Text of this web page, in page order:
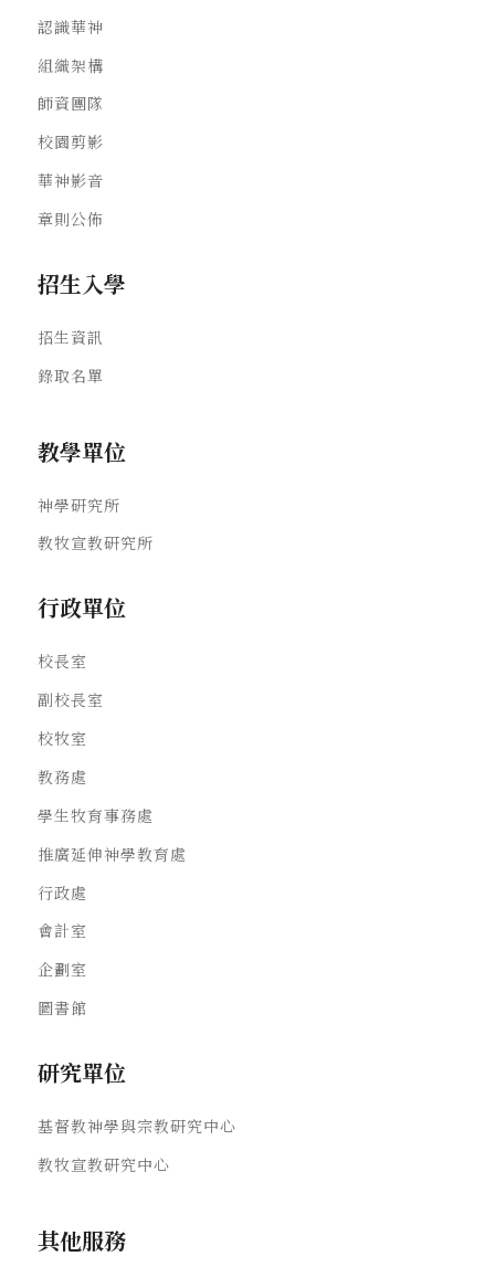
認識華神
組織架構
師資團隊
校園剪影
華神影音
章則公佈
招生入學
招生資訊
錄取名單
教學單位
神學研究所
教牧宣教研究所
行政單位
校長室
副校長室
校牧室
教務處
學生牧育事務處
推廣延伸神學教育處
行政處
會計室
企劃室
圖書館
研究單位
基督教神學與宗教研究中心
教牧宣教研究中心
其他服務